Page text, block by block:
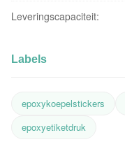
Leveringscapaciteit:
Labels
epoxykoepelstickers
epoxyetiketdruk